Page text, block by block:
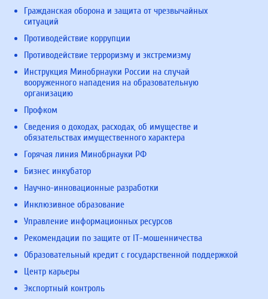
Гражданская оборона и защита от чрезвычайных
ситуаций
Противодействие коррупции
Противодействие терроризму и экстремизму
Инструкция Минобрнауки России на случай
вооруженного нападения на образовательную
организацию
Профком
Сведения о доходах, расходах, об имуществе и
обязательствах имущественного характера
Горячая линия Минобрнауки РФ
Бизнес инкубатор
Научно-инновационные разработки
Инклюзивное образование
Управление информационных ресурсов
Рекомендации по защите от IT-мошенничества
Образовательный кредит с государственной поддержкой
Центр карьеры
Экспортный контроль